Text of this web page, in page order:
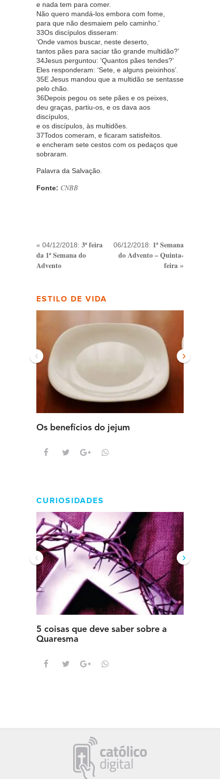
e nada tem para comer.
Não quero mandá-los embora com fome,
para que não desmaiem pelo caminho.’
33Os discípulos disseram:
‘Onde vamos buscar, neste deserto,
tantos pães para saciar tão grande multidão?’
34Jesus perguntou: ‘Quantos pães tendes?’
Eles responderam: ‘Sete, e alguns peixinhos’.
35E Jesus mandou que a multidão se sentasse
pelo chão.
36Depois pegou os sete pães e os peixes,
deu graças, partiu-os, e os dava aos
discípulos,
e os discípulos, às multidões.
37Todos comeram, e ficaram satisfeitos.
e encheram sete cestos com os pedaços que
sobraram.
Palavra da Salvação.
Fonte: CNBB
« 04/12/2018: 3ª feira
da 1ª Semana do
Advento
06/12/2018: 1ª Semana
do Advento – Quinta-
feira »
ESTILO DE VIDA
Os benefícios do jejum
‹ ›
CURIOSIDADES
5 coisas que deve saber sobre a
Quaresma
‹ ›